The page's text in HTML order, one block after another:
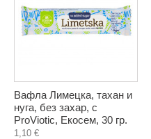
Вафла Лимецка, тахан и
нуга, без захар, с
ProViotic, Екосем, 30 гр.
1,10 €